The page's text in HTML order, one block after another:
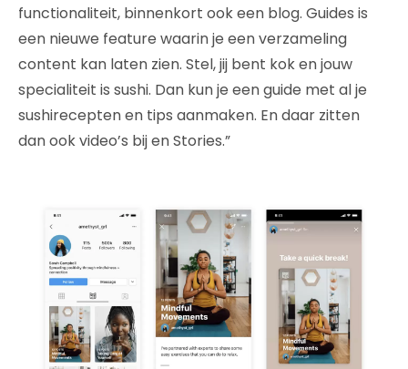
functionaliteit, binnenkort ook een blog. Guides is
een nieuwe feature waarin je een verzameling
content kan laten zien. Stel, jij bent kok en jouw
specialiteit is sushi. Dan kun je een guide met al je
sushirecepten en tips aanmaken. En daar zitten
dan ook video’s bij en Stories.”